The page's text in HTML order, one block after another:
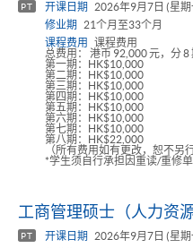
PT 开课日期
2026年9月7日 (星期
修业期
21个月至33个月
课程费用
课程费用
总费用： 港币 92,000 元，分 8
第一期：HK$10,000
第二期：HK$10,000
第三期：HK$10,000
第四期：HK$10,000
第五期：HK$10,000
第六期：HK$10,000
第七期：HK$10,000
第八期：HK$22,000
（所有费用如有更改，恕不另
*学生须自行承担因重读/重修
工商管理硕士（人力资源
PT 开课日期
2026年9月7日 (星期